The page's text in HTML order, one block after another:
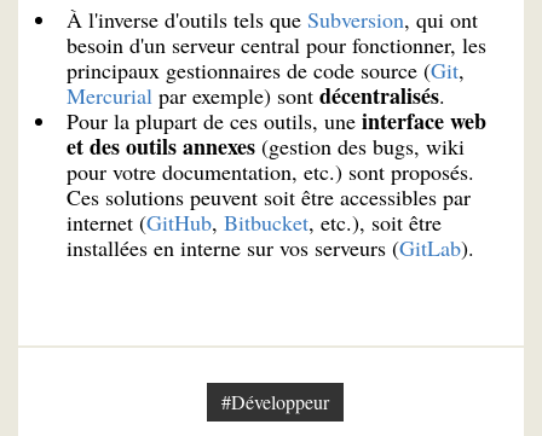
À l'inverse d'outils tels que Subversion, qui ont
besoin d'un serveur central pour fonctionner, les
principaux gestionnaires de code source (Git,
Mercurial par exemple) sont décentralisés.
Pour la plupart de ces outils, une interface web
et des outils annexes (gestion des bugs, wiki
pour votre documentation, etc.) sont proposés.
Ces solutions peuvent soit être accessibles par
internet (GitHub, Bitbucket, etc.), soit être
installées en interne sur vos serveurs (GitLab).
#Développeur